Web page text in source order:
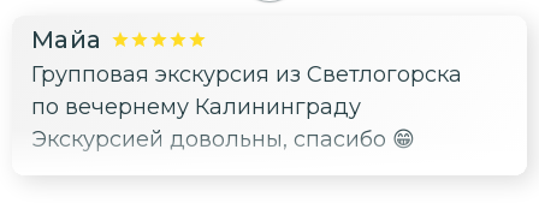
ознакомительная по большей части, но
всё равно провести времени в таком
прекрасном месте хочется на часик
побольше. Также хочется отметить
Майа
Групповая экскурсия из Светлогорска
по вечернему Калининграду
Экскурсией довольны, спасибо 😁